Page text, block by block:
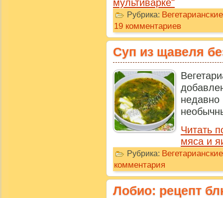
мультиварке"
Рубрика:
19 комментариев
Суп из щавеля
Читать
мяса и
Рубрика:
комментария
Лобио: рецепт